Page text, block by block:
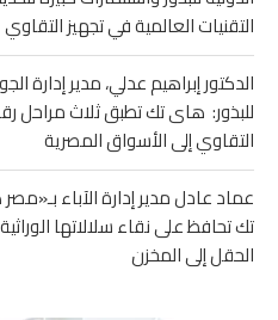
التقنيات العالمية في تجهيز التقاوي
الدكتور إبراهيم عدلي، مدير
للبذور: هاى تك تطبق ثلاث
التقاوي إلى الأسواق المصرية
عماد عادل مدير إدارة الآباء
تك تحافظ على نقاء سلالاتها
الحقل إلى المخزن